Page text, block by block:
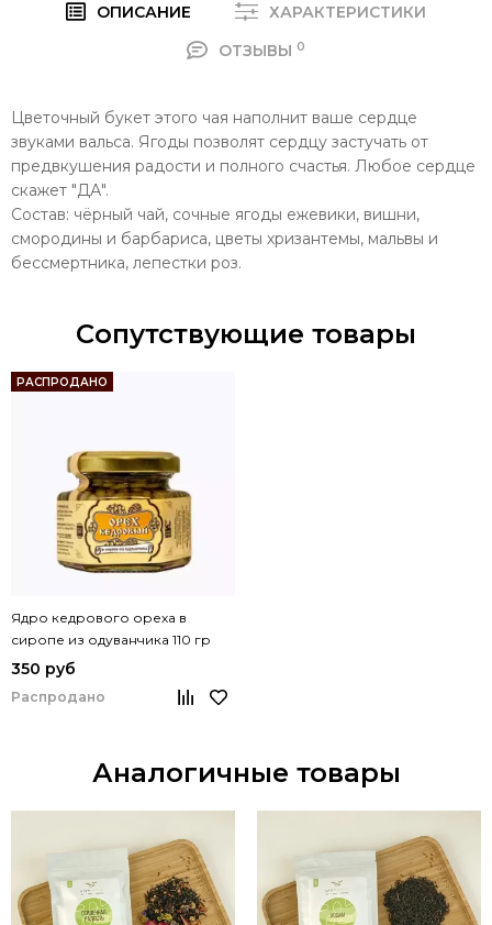
ОПИСАНИЕ
ХАРАКТЕРИСТИКИ
ОТЗЫВЫ 0
Цветочный букет этого чая наполнит ваше сердце
звуками вальса. Ягоды позволят сердцу застучать от
предвкушения радости и полного счастья. Любое сердце
скажет "ДА".
Состав: чёрный чай, сочные ягоды ежевики, вишни,
смородины и барбариса, цветы хризантемы, мальвы и
бессмертника, лепестки роз.
Сопутствующие товары
РАСПРОДАНО
Ядро кедрового ореха в
сиропе из одуванчика 110 гр
350 руб
Распродано
Аналогичные товары